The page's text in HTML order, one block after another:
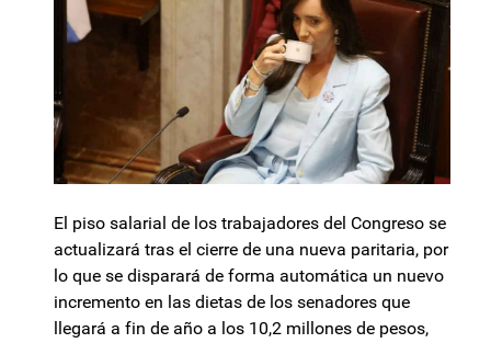
El piso salarial de los trabajadores del Congreso se
actualizará tras el cierre de una nueva paritaria, por
lo que se disparará de forma automática un nuevo
incremento en las dietas de los senadores que
llegará a fin de año a los 10,2 millones de pesos,